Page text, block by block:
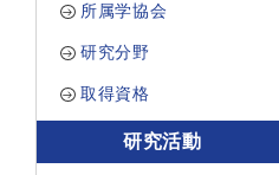
所属学協会
研究分野
取得資格
研究活動